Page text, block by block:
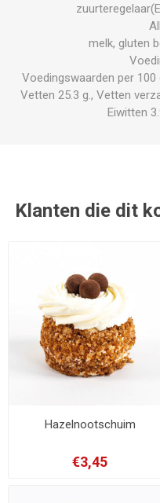
melk, gluten
Voedingswaarden per 100
Vetten 25.3 g., Vetten
Eiwitten
Klanten die dit
Hazelnootschuim
€3,45